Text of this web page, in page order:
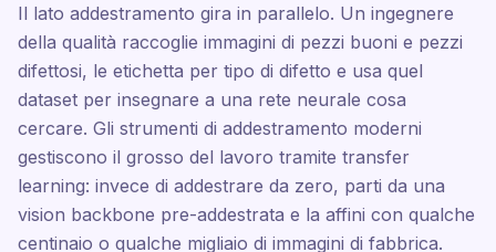
Il lato addestramento gira in parallelo. Un ingegnere
della qualità raccoglie immagini di pezzi buoni e pezzi
difettosi, le etichetta per tipo di difetto e usa quel
dataset per insegnare a una rete neurale cosa
cercare. Gli strumenti di addestramento moderni
gestiscono il grosso del lavoro tramite transfer
learning: invece di addestrare da zero, parti da una
vision backbone pre-addestrata e la affini con qualche
centinaio o qualche migliaio di immagini di fabbrica.